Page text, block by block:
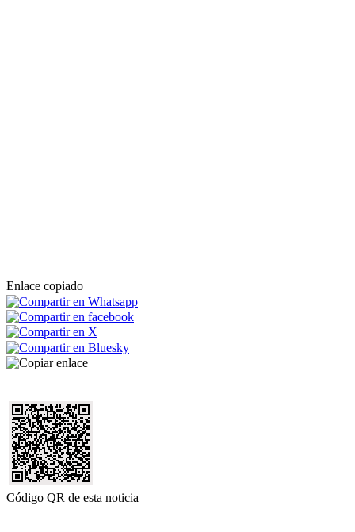
Enlace copiado
Código QR de esta noticia